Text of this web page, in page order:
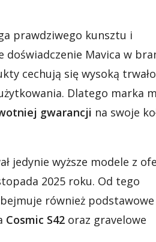
prawdziwego kunsztu i
Mavica w
cechują się wysoką
Dlatego marka
gwarancji na swoje
jedynie wyższe modele z
2025 roku. Od tego
również podstawowe
Cosmic S42 oraz gravelowe